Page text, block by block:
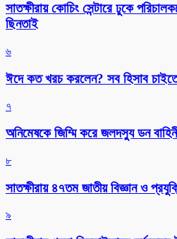
সাতক্ষীরায় কোচিং সেন্টারে ঢুকে
ছিনতাই
৬
ঈদে কত খরচ করলেন? সব হিসাব
৭
অনিমেষকে জিম্মি করে জলদস্যু ডন
৮
সাতক্ষীরায় ৪৭তম জাতীয় বিজ্ঞান ও
৯